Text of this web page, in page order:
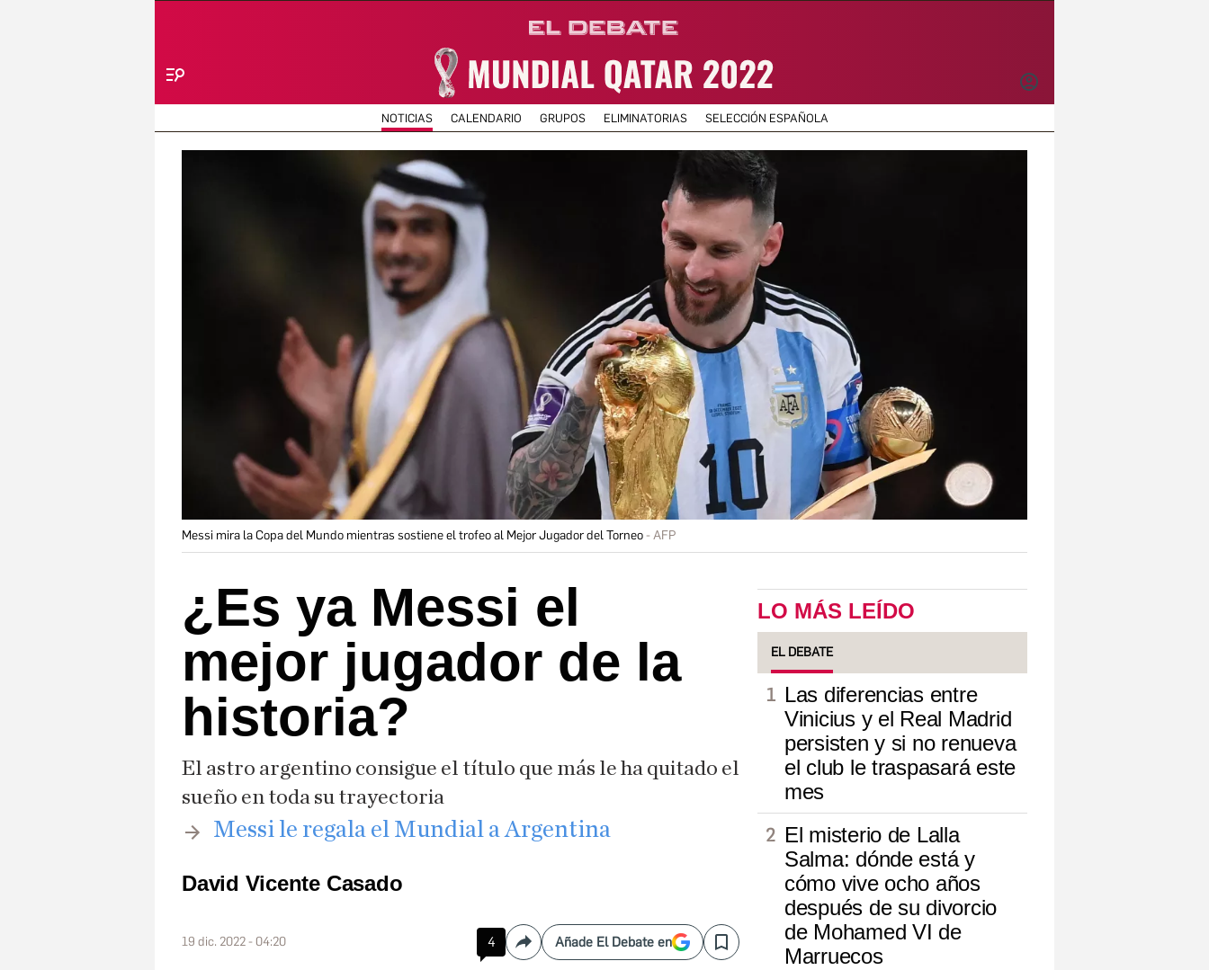
INICIAR
NOTICIAS CALENDARIO GRUPOS ELIMINATORIAS SELECCIÓN ESPAÑOLA
Messi mira la Copa del Mundo mientras sostiene el trofeo al Mejor Jugador del Torneo AFP
¿Es ya Messi el
mejor jugador de la
historia?
El astro argentino consigue el título que más le ha quitado el
sueño en toda su trayectoria
Messi le regala el Mundial a Argentina
David Vicente Casado
19 dic. 2022 - 04:20 4 CompartirAñade El Debate en Save
LO MÁS LEÍDO
EL DEBATE
Las diferencias entre
Vinicius y el Real Madrid
persisten y si no renueva
el club le traspasará este
mes
El misterio de Lalla
Salma: dónde está y
cómo vive ocho años
después de su divorcio
de Mohamed VI de
Marruecos